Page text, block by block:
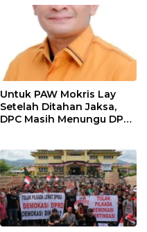
Untuk PAW Mokris Lay
Setelah Ditahan Jaksa,
DPC Masih Menungu DPD